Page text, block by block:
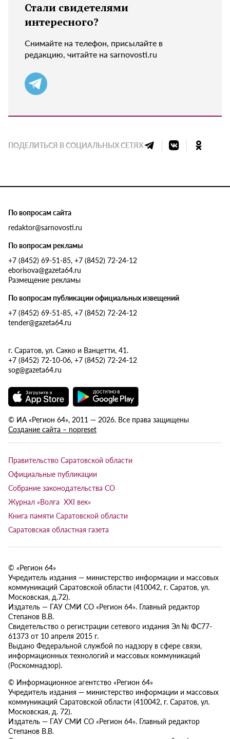
Стали свидетелями
интересного?
Снимайте на телефон, присылайте в
редакцию, читайте на sarnovosti.ru
ПОДЕЛИТЬСЯ В СОЦИАЛЬНЫХ СЕТЯХ
По вопросам сайта
redaktor@sarnovosti.ru
По вопросам рекламы
+7 (8452) 69-51-85, +7 (8452) 72-24-12
eborisova@gazeta64.ru
Размещение рекламы
По вопросам публикации официальных извещений
+7 (8452) 69-51-85, +7 (8452) 72-24-12
tender@gazeta64.ru
г. Саратов, ул. Сакко и Ванцетти, 41.
+7 (8452) 72-10-06, +7 (8452) 72-24-12
sog@gazeta64.ru
© ИА «Регион 64», 2011 — 2026. Все права защищены
Создание сайта – nopreset
Правительство Саратовской области
Официальные публикации
Собрание законодательства СО
Журнал «Волга XXI век»
Книга памяти Саратовской области
Саратовская областная газета
© «Регион 64»
Учредитель издания — министерство информации и массовых
коммуникаций Саратовской области (410042, г. Саратов, ул.
Московская, д.72).
Издатель — ГАУ СМИ СО «Регион 64». Главный редактор
Степанов В.В.
Свидетельство о регистрации сетевого издания Эл № ФС77-
61373 от 10 апреля 2015 г.
Выдано Федеральной службой по надзору в сфере связи,
информационных технологий и массовых коммуникаций
(Роскомнадзор).
© Информационное агентство «Регион 64»
Учредитель издания — министерство информации и массовых
коммуникаций Саратовской области (410042, г. Саратов, ул.
Московская, д. 72).
Издатель — ГАУ СМИ СО «Регион 64». Главный редактор
Степанов В.В.